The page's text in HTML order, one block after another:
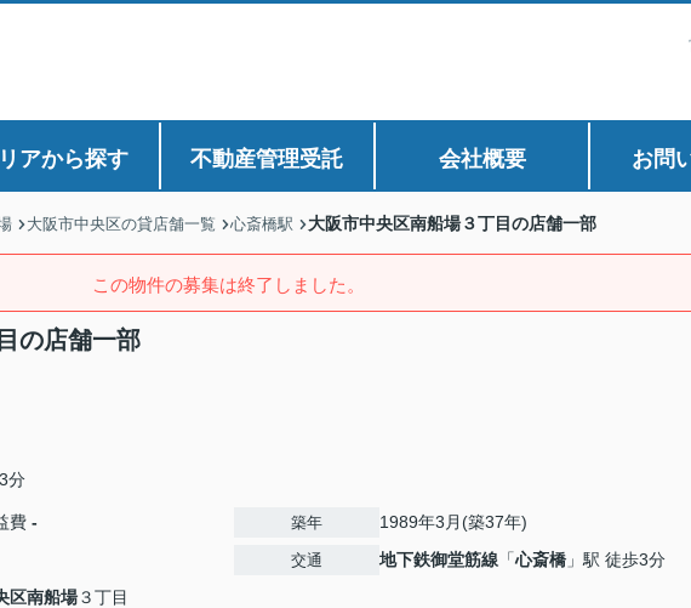
アから探す 不動産管理受託 会社概要 お問
大阪市中央区の貸店舗一覧 心斎橋駅 大阪市中央区南船場３丁目の店舗一部
この物件の募集は終了しました。
の店舗一部
分
費 -
区南船場３丁目
築年 1989年3月(築37年)
交通 地下鉄御堂筋線 「心斎橋 」駅 徒歩3分